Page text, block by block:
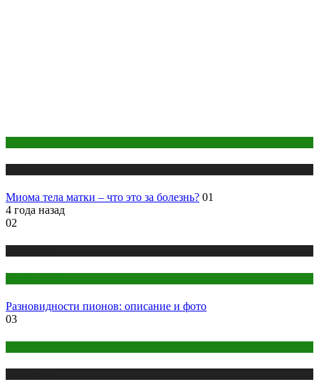
Миома тела матки – что это за болезнь? 01
4 года назад
02
Разновидности пионов: описание и фото
03